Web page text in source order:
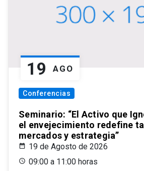
19 AGO
Conferencias
Seminario: “El Activo que
el envejecimiento redefine
mercados y estrategia”
19 de Agosto de 2026
09:00 a 11:00 horas